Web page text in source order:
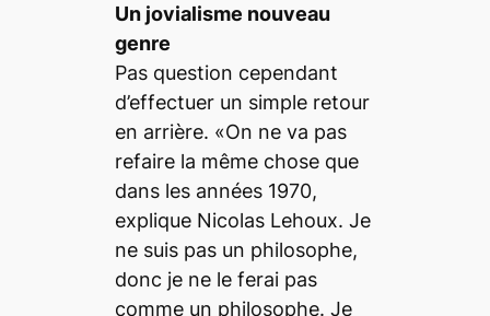
Un jovialisme nouveau
genre
Pas question cependant
d’effectuer un simple retour
en arrière. «On ne va pas
refaire la même chose que
dans les années 1970,
explique Nicolas Lehoux. Je
ne suis pas un philosophe,
donc je ne le ferai pas
comme un philosophe. Je